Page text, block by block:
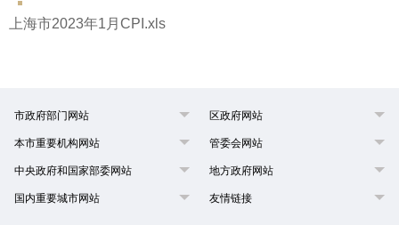
上海市2023年1月CPI.xls
市政府部门网站 区政府网站
本市重要机构网站 管委会网站
中央政府和国家部委网站 地方政府网站
国内重要城市网站 友情链接